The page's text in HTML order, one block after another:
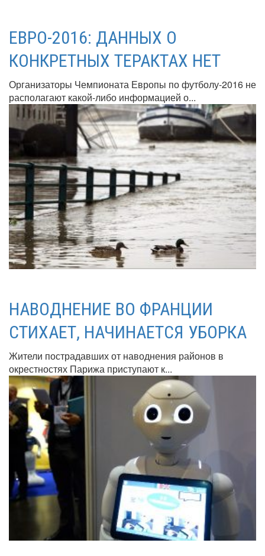
ЕВРО-2016: ДАННЫХ О
КОНКРЕТНЫХ ТЕРАКТАХ НЕТ
Организаторы Чемпионата Европы по футболу-2016 не
располагают какой-либо информацией о...
НАВОДНЕНИЕ ВО ФРАНЦИИ
СТИХАЕТ, НАЧИНАЕТСЯ УБОРКА
Жители пострадавших от наводнения районов в
окрестностях Парижа приступают к...